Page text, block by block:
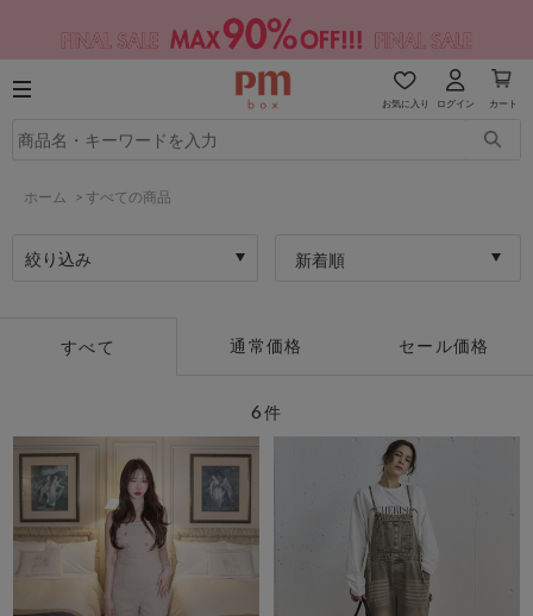
お気に入り ログイン カート
ホーム > すべての商品
絞り込み 新着順
すべて 通常価格 セール価格
6件